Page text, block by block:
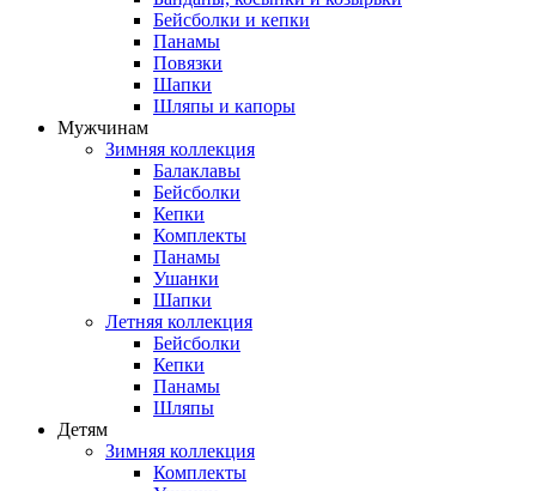
Бейсболки и кепки
Панамы
Повязки
Шапки
Шляпы и капоры
Мужчинам
Зимняя коллекция
Балаклавы
Бейсболки
Кепки
Комплекты
Панамы
Ушанки
Шапки
Летняя коллекция
Бейсболки
Кепки
Панамы
Шляпы
Детям
Зимняя коллекция
Комплекты